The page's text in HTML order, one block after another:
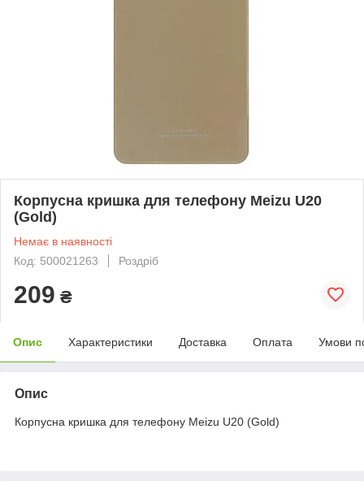
Корпусна кришка для телефону Meizu U20
(Gold)
Немає в наявності
Код: 500021263
Роздріб
209 ₴
Опис Характеристики Доставка Оплата Умови
Опис
Корпусна кришка для телефону Meizu U20 (Gold)